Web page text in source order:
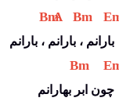
Bm
A Bm
بارانم ، بارانم ، بارانم
Bm
چون ابر بهارانم